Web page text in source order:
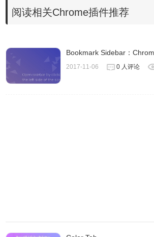
保存起来了。
阅读相关Chrome插件推荐
Bookmark Sidebar：
2017-11-06 0 人评论